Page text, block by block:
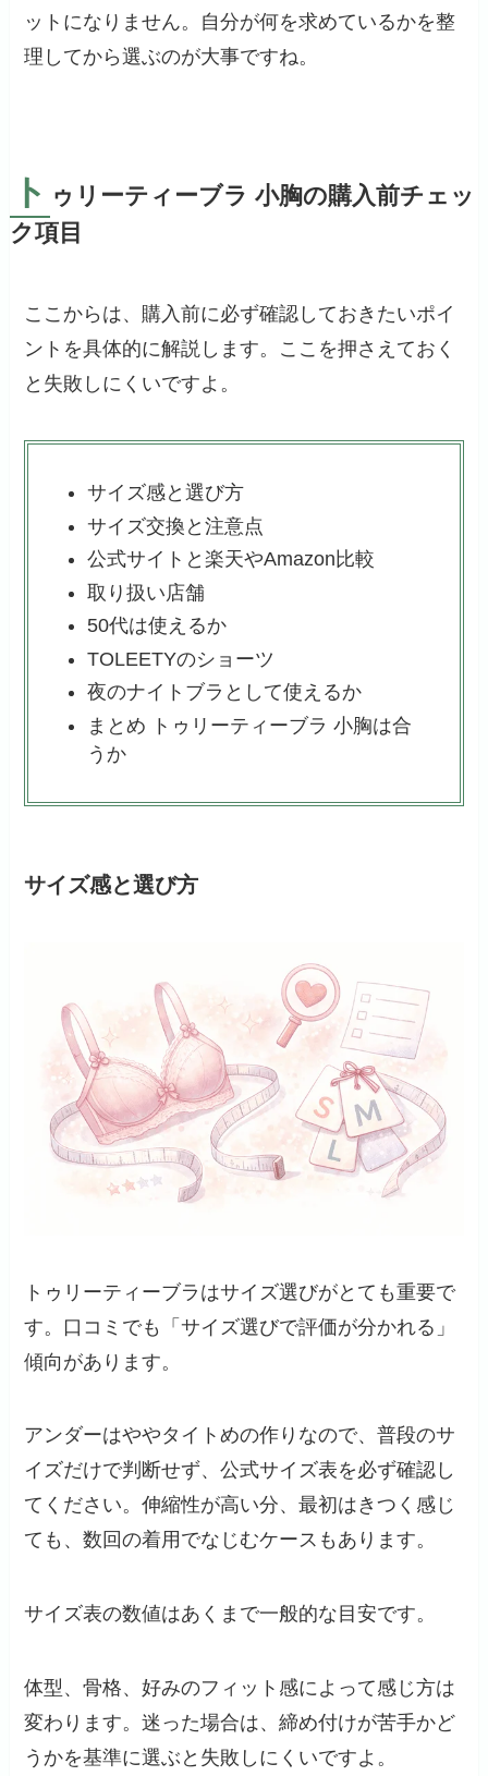
ットになりません。自分が何を求めているかを整
理してから選ぶのが大事ですね。
ト ゥリーティーブラ 小胸の購入前チェッ
ク項目
ここからは、購入前に必ず確認しておきたいポイ
ントを具体的に解説します。ここを押さえておく
と失敗しにくいですよ。
サイズ感と選び方
サイズ交換と注意点
公式サイトと楽天やAmazon比較
取り扱い店舗
50代は使えるか
TOLEETYのショーツ
夜のナイトブラとして使えるか
まとめ トゥリーティーブラ 小胸は合
うか
サイズ感と選び方
トゥリーティーブラはサイズ選びがとても重要で
す。口コミでも「サイズ選びで評価が分かれる」
傾向があります。
アンダーはややタイトめの作りなので、普段のサ
イズだけで判断せず、公式サイズ表を必ず確認し
てください。伸縮性が高い分、最初はきつく感じ
ても、数回の着用でなじむケースもあります。
サイズ表の数値はあくまで一般的な目安です。
体型、骨格、好みのフィット感によって感じ方は
変わります。迷った場合は、締め付けが苦手かど
うかを基準に選ぶと失敗しにくいですよ。